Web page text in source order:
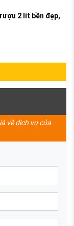
2 lít bền đẹp,
về dịch vụ của